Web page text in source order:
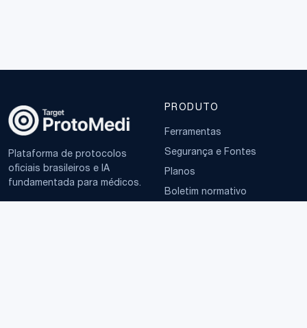
Plataforma de protocolos
oficiais brasileiros e IA
fundamentada para médicos.
PRODUTO
Ferramentas
Segurança e Fontes
Planos
Boletim normativo